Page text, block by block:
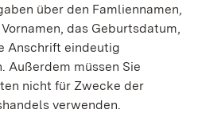
über den Famliennamen,
das Geburtsdatum,
Anschrift eindeutig
müssen Sie
nicht für Zwecke der
verwenden.